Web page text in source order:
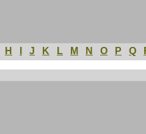
H J K L M N O P Q